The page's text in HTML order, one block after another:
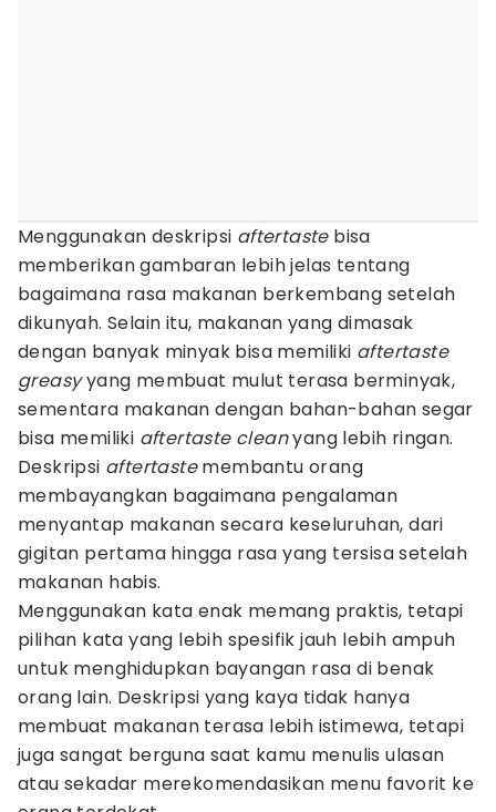
Menggunakan deskripsi aftertastebisa
memberikan gambaran lebih jelas tentang
bagaimana rasa makanan berkembang setelah
dikunyah. Selain itu, makanan yang dimasak
dengan banyak minyak bisa memiliki aftertaste
greasyyang membuat mulut terasa berminyak,
sementara makanan dengan bahan-bahan segar
bisa memiliki aftertaste cleanyang lebih ringan.
Deskripsi aftertastemembantu orang
membayangkan bagaimana pengalaman
menyantap makanan secara keseluruhan, dari
gigitan pertama hingga rasa yang tersisa setelah
makanan habis.
Menggunakan kata enak memang praktis, tetapi
pilihan kata yang lebih spesifik jauh lebih ampuh
untuk menghidupkan bayangan rasa di benak
orang lain. Deskripsi yang kaya tidak hanya
membuat makanan terasa lebih istimewa, tetapi
juga sangat berguna saat kamu menulis ulasan
atau sekadar merekomendasikan menu favorit ke